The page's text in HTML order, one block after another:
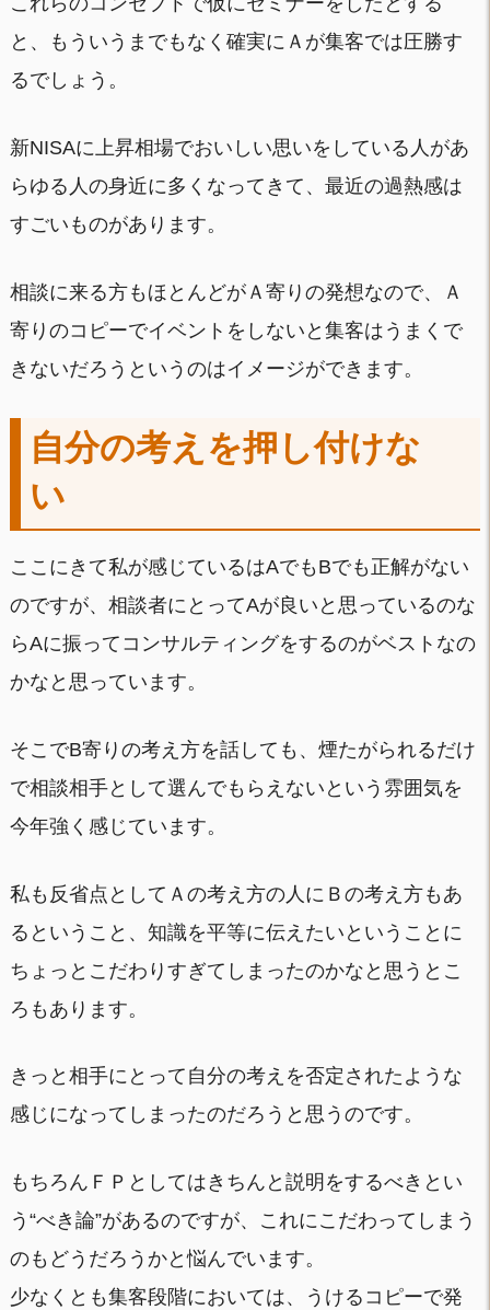
と、もういうまでもなく確実にＡが集客では圧勝す
るでしょう。
新NISAに上昇相場でおいしい思いをしている人があ
らゆる人の身近に多くなってきて、最近の過熱感は
すごいものがあります。
相談に来る方もほとんどがＡ寄りの発想なので、Ａ
寄りのコピーでイベントをしないと集客はうまくで
きないだろうというのはイメージができます。
自分の考えを押し付けな
い
ここにきて私が感じているはAでもBでも正解がない
のですが、相談者にとってAが良いと思っているのな
らAに振ってコンサルティングをするのがベストなの
かなと思っています。
そこでB寄りの考え方を話しても、煙たがられるだけ
で相談相手として選んでもらえないという雰囲気を
今年強く感じています。
私も反省点としてＡの考え方の人にＢの考え方もあ
るということ、知識を平等に伝えたいということに
ちょっとこだわりすぎてしまったのかなと思うとこ
ろもあります。
きっと相手にとって自分の考えを否定されたような
感じになってしまったのだろうと思うのです。
もちろんＦＰとしてはきちんと説明をするべきとい
う“べき論”があるのですが、これにこだわってしまう
のもどうだろうかと悩んでいます。
少なくとも集客段階においては、うけるコピーで発